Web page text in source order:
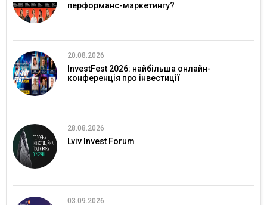
перформанс-маркетингу?
20.08.2026
InvestFest 2026: найбільша онлайн-
конференція про інвестиції
28.08.2026
Lviv Invest Forum
03.09.2026